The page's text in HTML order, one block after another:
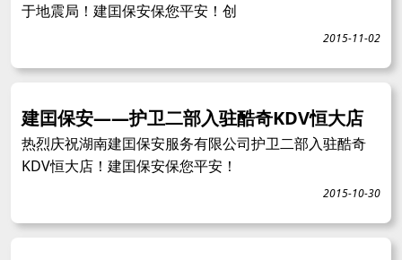
于地震局！建囯保安保您平安！创
2015-11-02
建囯保安——护卫二部入驻酷奇KDV恒大店
热烈庆祝湖南建囯保安服务有限公司护卫二部入驻酷奇
KDV恒大店！建囯保安保您平安！
2015-10-30